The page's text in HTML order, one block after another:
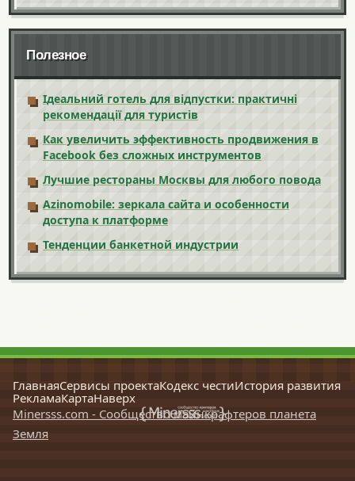
Полезное
Ідеальний готель для відпустки: практичні
рекомендації для туристів
Как увеличить эффективность продвижения в
Facebook без сложных инструментов
Лучшие рестораны Москвы для любого повода
Azinomobile: зеркала сайта и особенности
доступа к платформе
Тенденции банкетной индустрии
ГлавнаяСервисы проектаКодекс честиИстория развития
РекламаКартаНаверх
Minersss.com - Сообщество майнкрафтеров планета
Земля